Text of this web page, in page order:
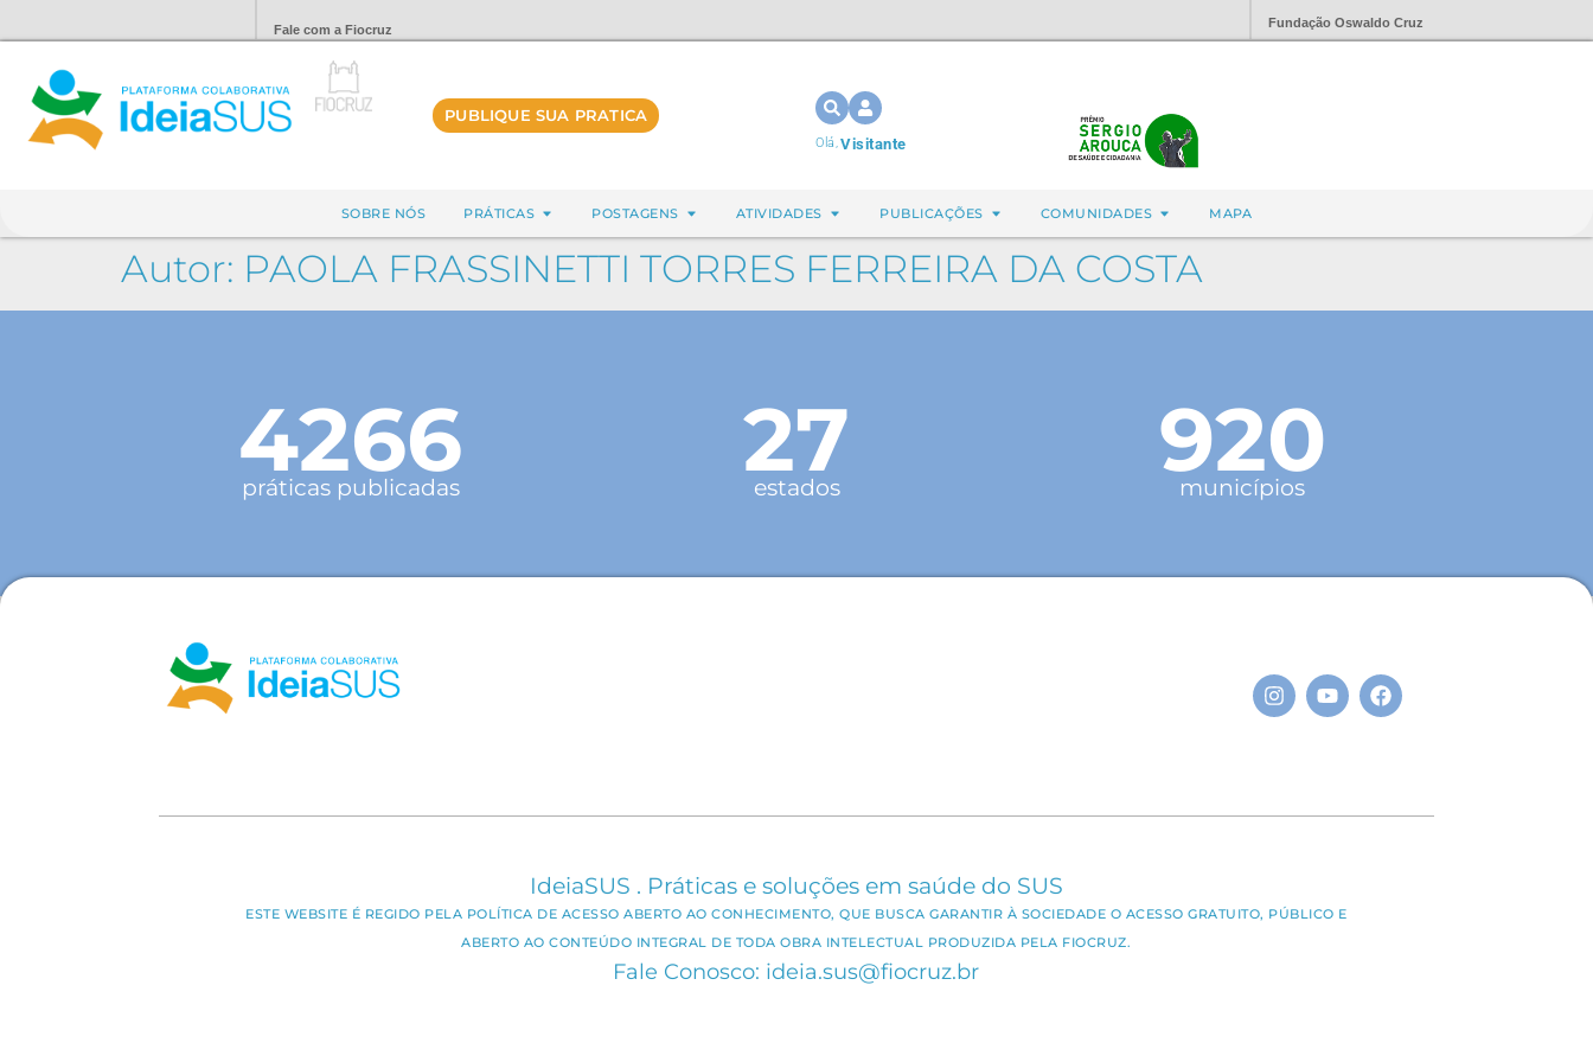
Fale com a Fiocruz Fundação Oswaldo Cruz
PUBLIQUE SUA PRATICA
Olá,Visitante
SOBRE NÓS PRÁTICAS POSTAGENS ATIVIDADES PUBLICAÇÕES COMUNIDADES MAPA
Autor: PAOLA FRASSINETTI TORRES FERREIRA DA COSTA
4266
práticas publicadas 27
estados 920
municípios
IdeiaSUS . Práticas e soluções em saúde do SUS
ESTE WEBSITE É REGIDO PELA POLÍTICA DE ACESSO ABERTO AO CONHECIMENTO, QUE BUSCA GARANTIR À SOCIEDADE O ACESSO GRATUITO, PÚBLICO E
ABERTO AO CONTEÚDO INTEGRAL DE TODA OBRA INTELECTUAL PRODUZIDA PELA FIOCRUZ.
Fale Conosco: ideia.sus@fiocruz.br